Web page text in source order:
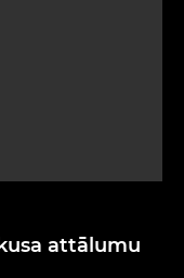
attālumu